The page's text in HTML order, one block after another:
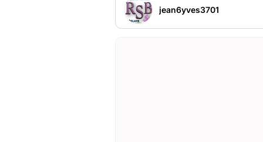
A Creon traverser le village puis
Depuis La sauve compter 9 à 10km
En arrivant à droite vous avez la
jean6yves3701